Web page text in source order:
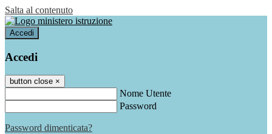
Salta al contenuto
Accedi
Accedi
button close ×
Nome Utente
Password
Password dimenticata?